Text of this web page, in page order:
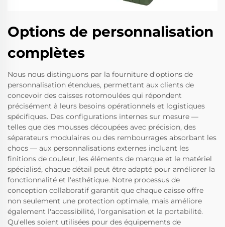
Options de personnalisation
complètes
Nous nous distinguons par la fourniture d'options de
personnalisation étendues, permettant aux clients de
concevoir des caisses rotomoulées qui répondent
précisément à leurs besoins opérationnels et logistiques
spécifiques. Des configurations internes sur mesure —
telles que des mousses découpées avec précision, des
séparateurs modulaires ou des rembourrages absorbant les
chocs — aux personnalisations externes incluant les
finitions de couleur, les éléments de marque et le matériel
spécialisé, chaque détail peut être adapté pour améliorer la
fonctionnalité et l'esthétique. Notre processus de
conception collaboratif garantit que chaque caisse offre
non seulement une protection optimale, mais améliore
également l'accessibilité, l'organisation et la portabilité.
Qu'elles soient utilisées pour des équipements de